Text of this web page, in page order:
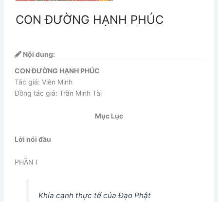
CON ĐƯỜNG HẠNH PHÚC
Nội dung:
CON ĐƯỜNG HẠNH PHÚC
Tác giả: Viên Minh
Đồng tác giả: Trần Minh Tài
Mục Lục
Lời nói đầu
PHẦN I
Khía cạnh thực tế của Đạo Phật